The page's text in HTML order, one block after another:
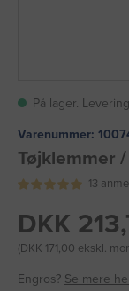
På lager.
Varenummer:
Tøjklemmer
13
DKK
(DKK 171,00 ekskl.
Engros? Se mere